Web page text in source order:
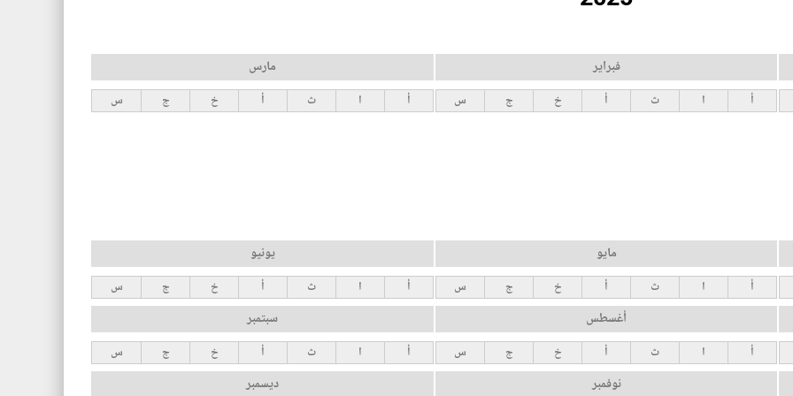
فبراير
أ ا ث أ خ ج س
مارس
أ ا ث أ خ ج س
مايو
أ ا ث أ خ ج س
يونيو
أ ا ث أ خ ج س
أغسطس
أ ا ث أ خ ج س
سبتمبر
أ ا ث أ خ ج س
نوفمبر ديسمبر